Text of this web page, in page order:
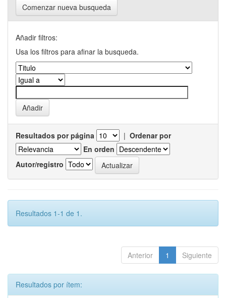
Comenzar nueva busqueda
Añadir filtros:
Usa los filtros para afinar la busqueda.
Resultados por página | Ordenar por
En orden
Autor/registro
Resultados 1-1 de 1.
Anterior 1 Siguiente
Resultados por ítem: